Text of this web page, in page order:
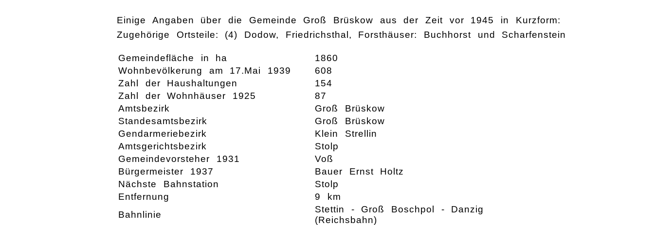
Einige Angaben über die Gemeinde Groß Brüskow aus der Zeit vor 1945 in Kurzform:
Zugehörige Ortsteile: (4) Dodow, Friedrichsthal, Forsthäuser: Buchhorst und Scharfenstein
Gemeindefläche in ha
1860
Wohnbevölkerung am 17.Mai 1939
608
Zahl der Haushaltungen
154
Zahl der Wohnhäuser 1925
87
Amtsbezirk
Groß Brüskow
Standesamtsbezirk
Groß Brüskow
Gendarmeriebezirk
Klein Strellin
Amtsgerichtsbezirk
Stolp
Gemeindevorsteher 1931
Voß
Bürgermeister 1937
Bauer Ernst Holtz
Nächste Bahnstation
Stolp
Entfernung
9 km
Bahnlinie
Stettin - Groß Boschpol - Danzig
(Reichsbahn)